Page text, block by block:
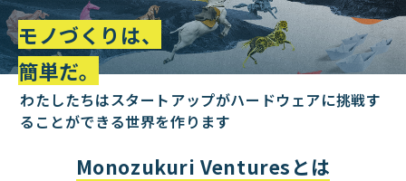
モノづくりは、
簡単だ。
わたしたちはスタートアップがハードウェアに挑戦す
る ことができる世界を作ります
Monozukuri Venturesとは